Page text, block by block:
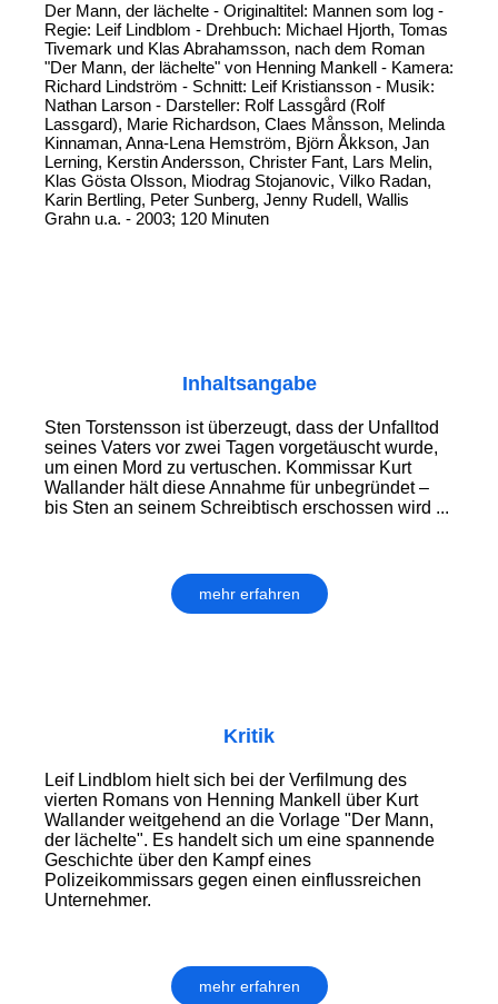
Der Mann, der lächelte - Originaltitel: Mannen som log -
Regie: Leif Lindblom - Drehbuch: Michael Hjorth, Tomas
Tivemark und Klas Abrahamsson, nach dem Roman
"Der Mann, der lächelte" von Henning Mankell - Kamera:
Richard Lindström - Schnitt: Leif Kristiansson - Musik:
Nathan Larson - Darsteller: Rolf Lassgård (Rolf
Lassgard), Marie Richardson, Claes Månsson, Melinda
Kinnaman, Anna-Lena Hemström, Björn Åkkson, Jan
Lerning, Kerstin Andersson, Christer Fant, Lars Melin,
Klas Gösta Olsson, Miodrag Stojanovic, Vilko Radan,
Karin Bertling, Peter Sunberg, Jenny Rudell, Wallis
Grahn u.a. - 2003; 120 Minuten
Inhaltsangabe
Sten Torstensson ist überzeugt, dass der Unfalltod
seines Vaters vor zwei Tagen vorgetäuscht wurde,
um einen Mord zu vertuschen. Kommissar Kurt
Wallander hält diese Annahme für unbegründet –
bis Sten an seinem Schreibtisch erschossen wird ...
mehr erfahren
Kritik
Leif Lindblom hielt sich bei der Verfilmung des
vierten Romans von Henning Mankell über Kurt
Wallander weitgehend an die Vorlage "Der Mann,
der lächelte". Es handelt sich um eine spannende
Geschichte über den Kampf eines
Polizeikommissars gegen einen einflussreichen
Unternehmer.
mehr erfahren